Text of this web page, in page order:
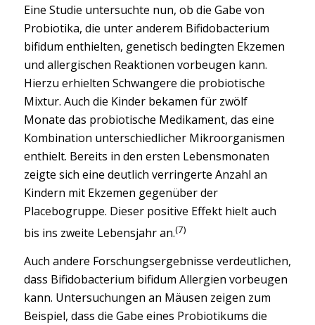
Eine Studie untersuchte nun, ob die Gabe von
Probiotika, die unter anderem Bifidobacterium
bifidum enthielten, genetisch bedingten Ekzemen
und allergischen Reaktionen vorbeugen kann.
Hierzu erhielten Schwangere die probiotische
Mixtur. Auch die Kinder bekamen für zwölf
Monate das probiotische Medikament, das eine
Kombination unterschiedlicher Mikroorganismen
enthielt. Bereits in den ersten Lebensmonaten
zeigte sich eine deutlich verringerte Anzahl an
Kindern mit Ekzemen gegenüber der
Placebogruppe. Dieser positive Effekt hielt auch
bis ins zweite Lebensjahr an.(7)
Auch andere Forschungsergebnisse verdeutlichen,
dass Bifidobacterium bifidum Allergien vorbeugen
kann. Untersuchungen an Mäusen zeigen zum
Beispiel, dass die Gabe eines Probiotikums die